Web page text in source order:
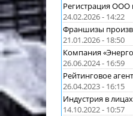
Регистрация ООО
24.02.2026 - 14:22
Франшизы
21.01.2026 - 18:50
Компания
26.06.2024 - 16:59
Рейтинговое
26.04.2023 - 16:15
Индустрия в
14.10.2022 - 10:57